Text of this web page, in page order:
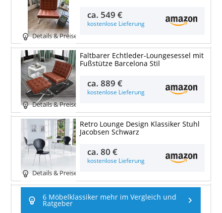
Details & Preise
ca. 549 €
kostenlose Lieferung
Details & Preise
Faltbarer Echtleder-Loungesessel mit
Fußstütze Barcelona Stil
ca.889 €
kostenlose Lieferung
Details & Preise
Retro Lounge Design Klassiker Stuhl
Jacobsen Schwarz
ca.80 €
kostenlose Lieferung
6 Möbelklassiker mehr im Vergleich und
Ratgeber